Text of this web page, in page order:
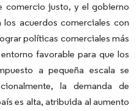
comercio justo, y el gobierno
acuerdos comerciales con
políticas comerciales más
favorable para que los
a pequeña escala se
la demanda de
es alta, atribuida al aumento